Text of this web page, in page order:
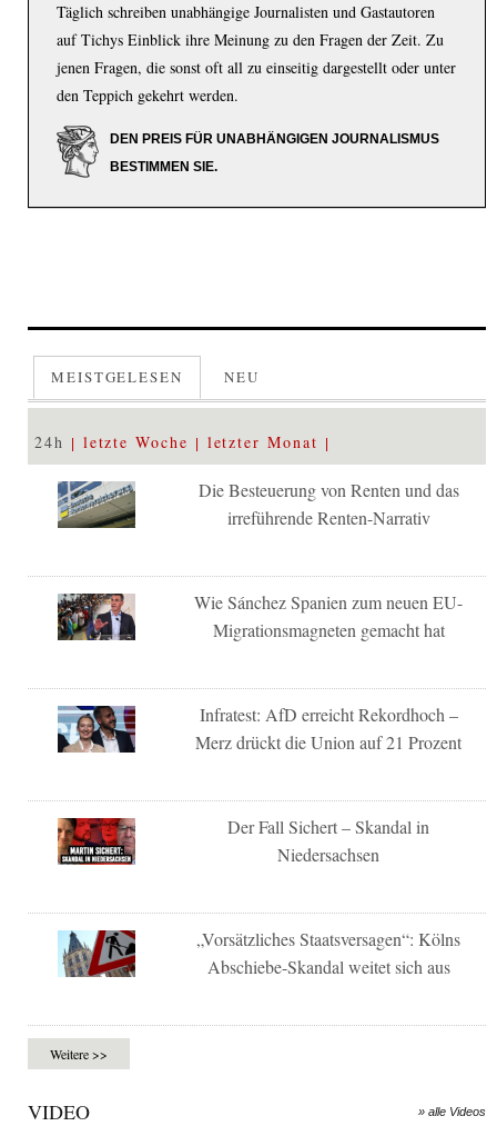
Täglich schreiben unabhängige Journalisten und Gastautoren
auf Tichys Einblick ihre Meinung zu den Fragen der Zeit. Zu
jenen Fragen, die sonst oft all zu einseitig dargestellt oder unter
den Teppich gekehrt werden.
DEN PREIS FÜR UNABHÄNGIGEN JOURNALISMUS
BESTIMMEN SIE.
MEISTGELESEN NEU
24h letzte Woche letzter Monat
Die Besteuerung von Renten und das
irreführende Renten-Narrativ
Wie Sánchez Spanien zum neuen EU-
Migrationsmagneten gemacht hat
Infratest: AfD erreicht Rekordhoch –
Merz drückt die Union auf 21 Prozent
Der Fall Sichert – Skandal in
Niedersachsen
„Vorsätzliches Staatsversagen“: Kölns
Abschiebe-Skandal weitet sich aus
Weitere >>
VIDEO » alle Videos